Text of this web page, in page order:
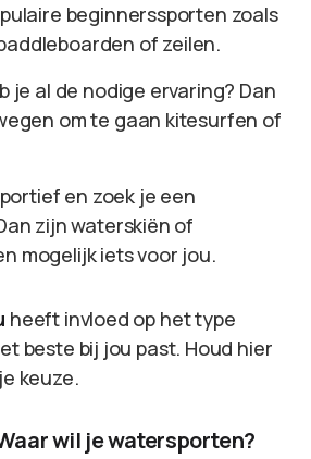
beginnerssporten zoals
of zeilen.
je al de nodige ervaring? Dan
om te gaan kitesurfen of
en zoek je een
zijn waterskiën of
mogelijk iets voor jou.
heeft invloed op het type
beste bij jou past. Houd hier
keuze.
wil je watersporten?